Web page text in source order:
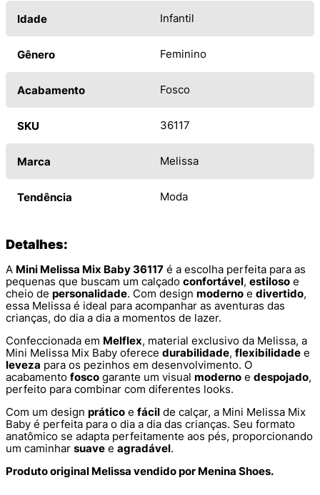
Idade Infantil
Gênero Feminino
Acabamento Fosco
SKU 36117
Marca Melissa
Tendência Moda
Detalhes:
A Mini Melissa Mix Baby 36117 é a escolha perfeita para as
pequenas que buscam um calçado confortável, estiloso e
cheio de personalidade. Com design moderno e divertido,
essa Melissa é ideal para acompanhar as aventuras das
crianças, do dia a dia a momentos de lazer.
Confeccionada em Melflex, material exclusivo da Melissa, a
Mini Melissa Mix Baby oferece durabilidade, flexibilidade e
leveza para os pezinhos em desenvolvimento. O
acabamento fosco garante um visual moderno e despojado,
perfeito para combinar com diferentes looks.
Com um design prático e fácil de calçar, a Mini Melissa Mix
Baby é perfeita para o dia a dia das crianças. Seu formato
anatômico se adapta perfeitamente aos pés, proporcionando
um caminhar suave e agradável.
Produto original Melissa vendido por Menina Shoes.